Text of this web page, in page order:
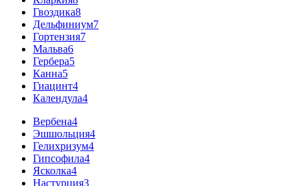
Гвоздика8
Дельфиниум7
Гортензия7
Мальва6
Гербера5
Канна5
Гиацинт4
Календула4
Вербена4
Эшшольция4
Гелихризум4
Гипсофила4
Ясколка4
Настурция3